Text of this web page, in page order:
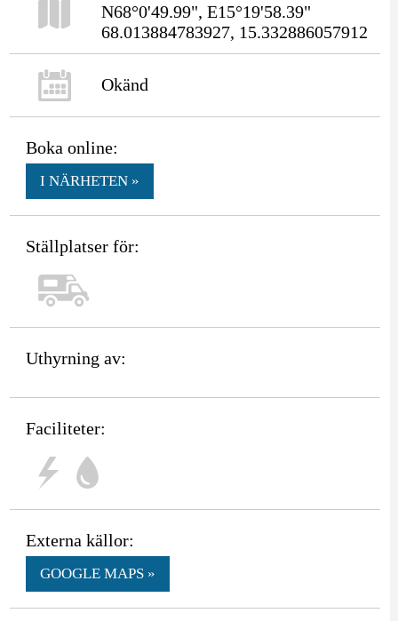
N68°0'49.99", E15°19'58.39"
68.013884783927, 15.332886057912
Okänd
Boka online:
I NÄRHETEN »
Ställplatser för:
Uthyrning av:
Faciliteter:
Externa källor:
GOOGLE MAPS »